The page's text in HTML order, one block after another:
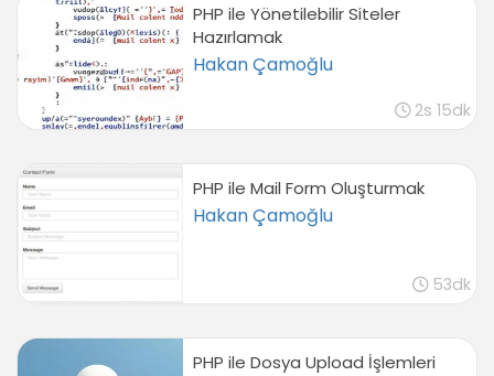
PHP ile Yönetilebilir Siteler
Hazırlamak
Hakan Çamoğlu
2s 15dk
PHP ile Mail Form Oluşturmak
Hakan Çamoğlu
53dk
PHP ile Dosya Upload İşlemleri